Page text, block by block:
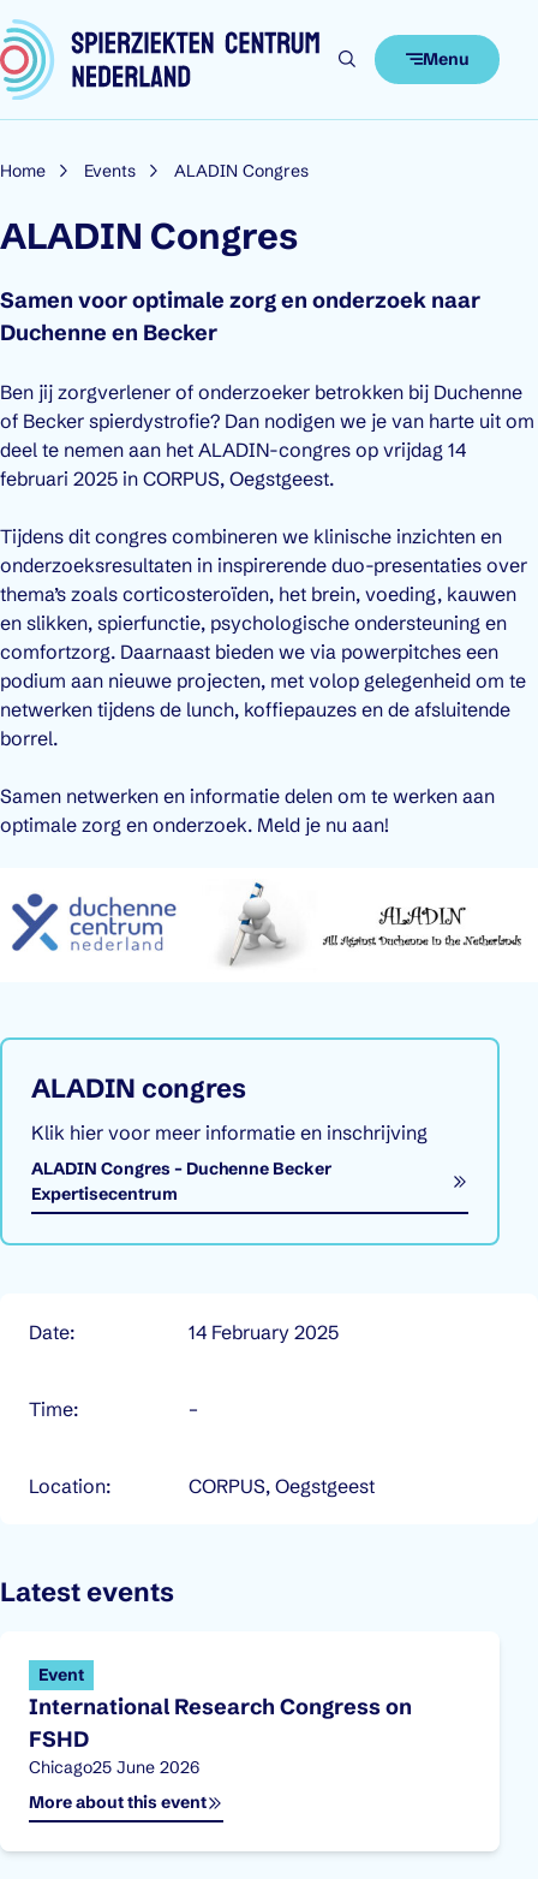
Skip to content
Menu
Home Events ALADIN Congres
ALADIN Congres
Samen voor optimale zorg en onderzoek naar
Duchenne en Becker
Ben jij zorgverlener of onderzoeker betrokken bij Duchenne
of Becker spierdystrofie? Dan nodigen we je van harte uit om
deel te nemen aan het ALADIN-congres op vrijdag 14
februari 2025 in CORPUS, Oegstgeest.
Tijdens dit congres combineren we klinische inzichten en
onderzoeksresultaten in inspirerende duo-presentaties over
thema’s zoals corticosteroïden, het brein, voeding, kauwen
en slikken, spierfunctie, psychologische ondersteuning en
comfortzorg. Daarnaast bieden we via powerpitches een
podium aan nieuwe projecten, met volop gelegenheid om te
netwerken tijdens de lunch, koffiepauzes en de afsluitende
borrel.
Samen netwerken en informatie delen om te werken aan
optimale zorg en onderzoek. Meld je nu aan!
ALADIN congres
Klik hier voor meer informatie en inschrijving
ALADIN Congres – Duchenne Becker
Expertisecentrum
Date:
14 February 2025
Time: –
Location: CORPUS, Oegstgeest
Latest events
International Research Congress on
FSHD
Event
Location:
Chicago
Published on:25 June 2026
More about this event